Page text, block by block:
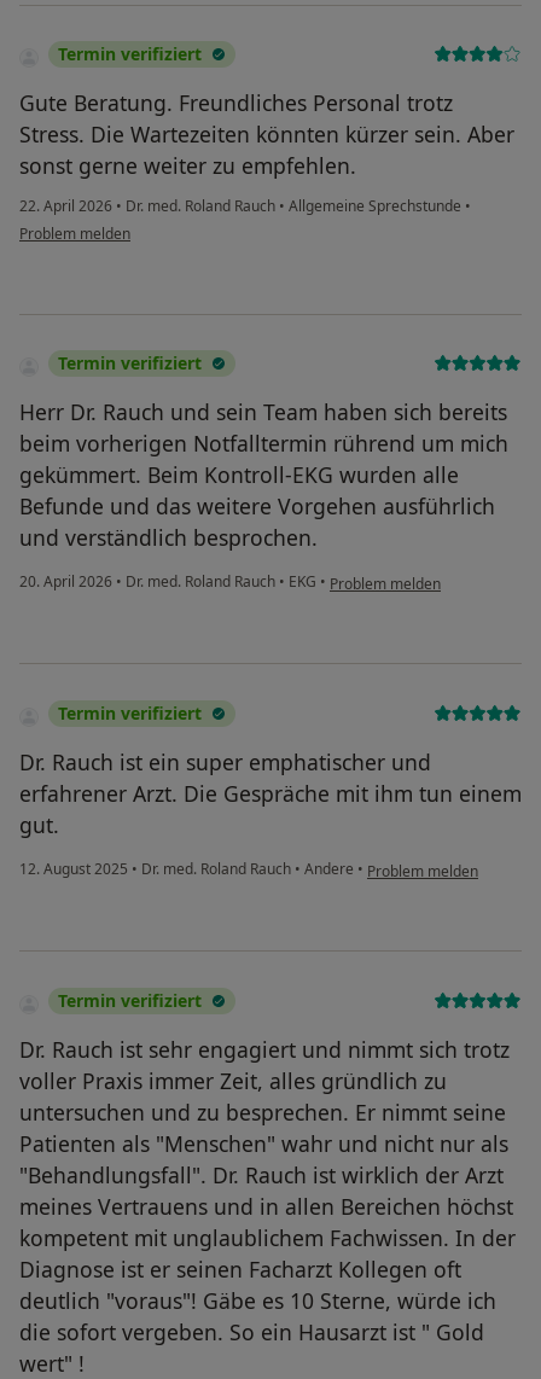
Termin verifiziert
Gute Beratung. Freundliches Personal trotz
Stress. Die Wartezeiten könnten kürzer sein. Aber
sonst gerne weiter zu empfehlen.
22. April 2026 • Dr. med. Roland Rauch • Allgemeine Sprechstunde •
Problem melden
Termin verifiziert
Herr Dr. Rauch und sein Team haben sich bereits
beim vorherigen Notfalltermin rührend um mich
gekümmert. Beim Kontroll-EKG wurden alle
Befunde und das weitere Vorgehen ausführlich
und verständlich besprochen.
20. April 2026 • Dr. med. Roland Rauch • EKG • Problem melden
Termin verifiziert
Dr. Rauch ist ein super emphatischer und
erfahrener Arzt. Die Gespräche mit ihm tun einem
gut.
12. August 2025 • Dr. med. Roland Rauch • Andere • Problem melden
Termin verifiziert
Dr. Rauch ist sehr engagiert und nimmt sich trotz
voller Praxis immer Zeit, alles gründlich zu
untersuchen und zu besprechen. Er nimmt seine
Patienten als "Menschen" wahr und nicht nur als
"Behandlungsfall". Dr. Rauch ist wirklich der Arzt
meines Vertrauens und in allen Bereichen höchst
kompetent mit unglaublichem Fachwissen. In der
Diagnose ist er seinen Facharzt Kollegen oft
deutlich "voraus"! Gäbe es 10 Sterne, würde ich
die sofort vergeben. So ein Hausarzt ist " Gold
wert" !